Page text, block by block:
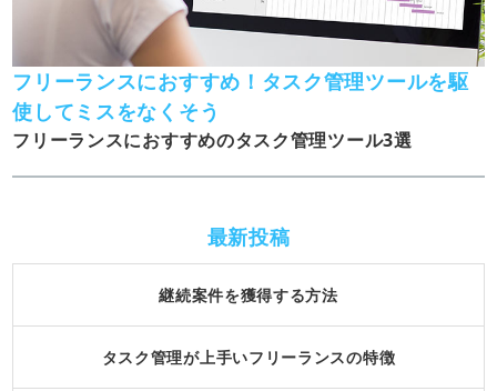
フリーランスにおすすめ！タスク管理ツールを駆
使してミスをなくそう
フリーランスにおすすめのタスク管理ツール3選
最新投稿
継続案件を獲得する方法
タスク管理が上手いフリーランスの特徴